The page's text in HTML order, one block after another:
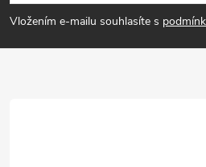
p
a
Vložením e-mailu souhlasíte s